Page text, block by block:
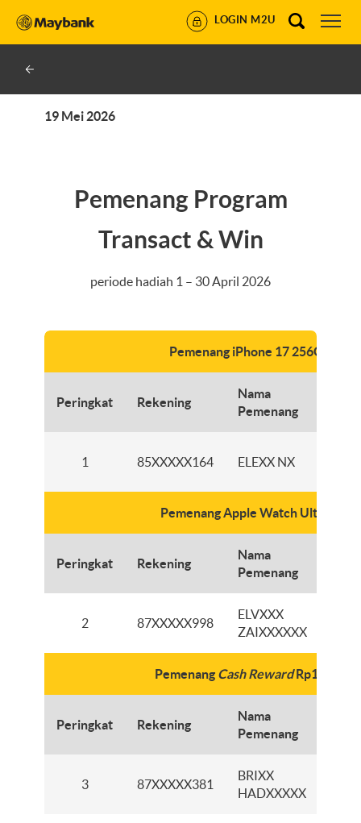
LOGIN M2U
19 Mei 2026
Pemenang Program
Transact & Win
periode hadiah 1 – 30 April 2026
Pemenang iPhone 17 256GB
Peringkat Rekening
Nama
Pemenang
1 85XXXXX164 ELEXX NX
Pemenang Apple Watch Ultra 3
Peringkat Rekening
Nama
Pemenang
2 87XXXXX998
ELVXXX
ZAIXXXXXX
Pemenang Cash RewardRp1 Juta
Peringkat Rekening
Nama
Pemenang
3 87XXXXX381
BRIXX
HADXXXXX